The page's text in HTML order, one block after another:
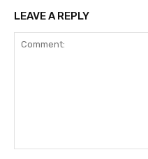
LEAVE A REPLY